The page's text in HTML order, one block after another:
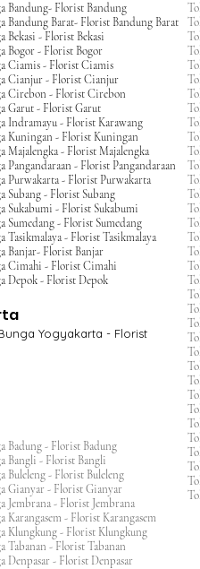
Bandung- Florist Bandung
Bandung Barat- Florist Bandung Barat
Bekasi - Florist Bekasi
Bogor - Florist Bogor
Ciamis - Florist Ciamis
Cianjur - Florist Cianjur
Cirebon - Florist Cirebon
Garut - Florist Garut
Indramayu - Florist Karawang
Kuningan - Florist Kuningan
Majalengka - Florist Majalengka
Pangandaraan - Florist Pangandaraan
Purwakarta - Florist Purwakarta
Subang - Florist Subang
Sukabumi - Florist Sukabumi
Sumedang - Florist Sumedang
Tasikmalaya - Florist Tasikmalaya
Banjar- Florist Banjar
Cimahi - Florist Cimahi
Depok - Florist Depok
Yogyakarta - Florist
Badung - Florist Badung
Bangli - Florist Bangli
Buleleng - Florist Buleleng
Gianyar - Florist Gianyar
Jembrana - Florist Jembrana
Karangasem - Florist Karangasem
Klungkung - Florist Klungkung
Tabanan - Florist Tabanan
Denpasar - Florist Denpasar